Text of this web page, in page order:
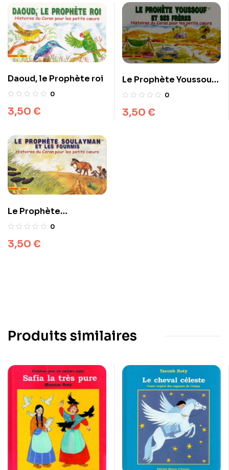
Daoud, le Prophète roi
0
3,50 €
Le Prophète Youssouf
et ses frères
0
3,50 €
Le Prophète
Soulayman et les
0
3,50 €
Produits similaires